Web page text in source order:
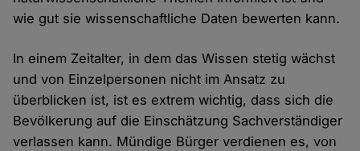
wie gut sie wissenschaftliche Daten bewerten kann.
In einem Zeitalter, in dem das Wissen stetig wächst
und von Einzelpersonen nicht im Ansatz zu
überblicken ist, ist es extrem wichtig, dass sich die
Bevölkerung auf die Einschätzung Sachverständiger
verlassen kann. Mündige Bürger verdienen es, von